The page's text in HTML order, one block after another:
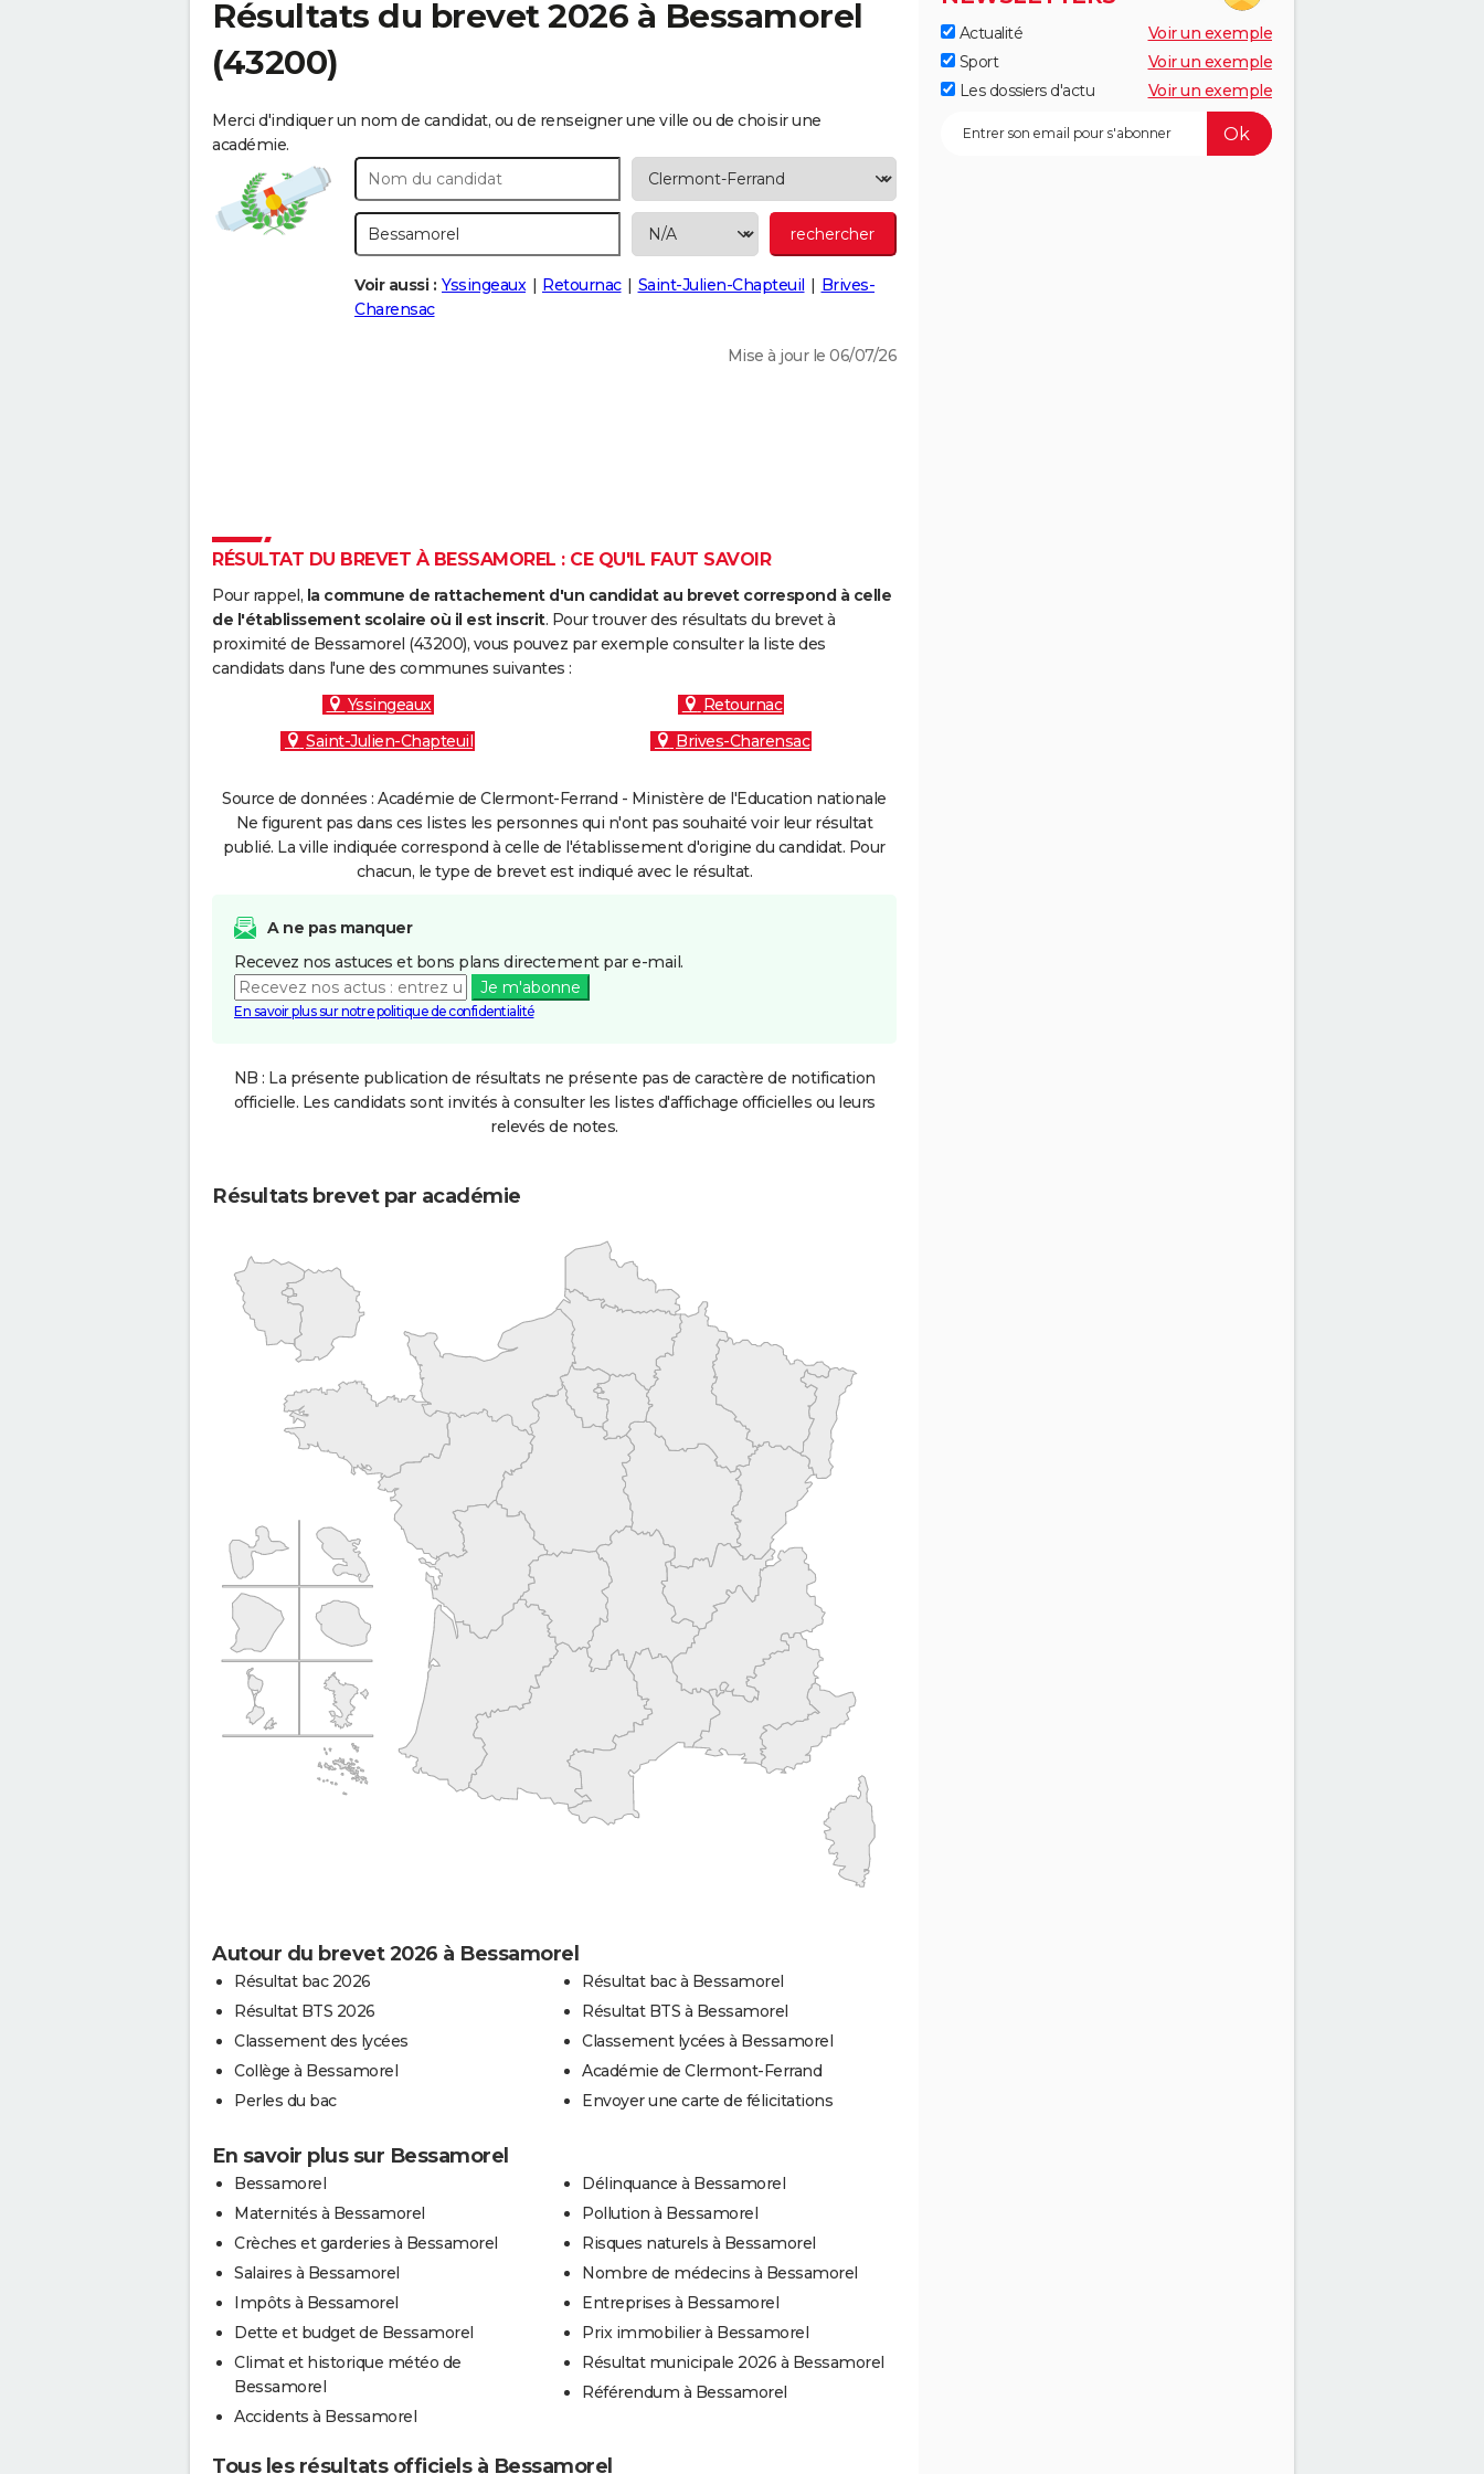
Résultats du brevet 2026 à Bessamorel
(43200)
Merci d'indiquer un nom de candidat, ou de renseigner une ville ou de choisir une
académie.
Voir aussi : Yssingeaux Retournac Saint-Julien-Chapteuil
Brives-
Charensac
Mise à jour le 06/07/26
RÉSULTAT DU BREVET À BESSAMOREL : CE QU'IL FAUT SAVOIR
Pour rappel, la commune de rattachement d'un candidat au brevet correspond à celle
de l'établissement scolaire où il est inscrit. Pour trouver des résultats du brevet à
proximité de Bessamorel (43200), vous pouvez par exemple consulter la liste des
candidats dans l'une des communes suivantes :
Yssingeaux
Retournac
Saint-Julien-Chapteuil
Brives-Charensac
Source de données : Académie de Clermont-Ferrand - Ministère de l'Education nationale
Ne figurent pas dans ces listes les personnes qui n'ont pas souhaité voir leur résultat
publié. La ville indiquée correspond à celle de l'établissement d'origine du candidat. Pour
chacun, le type de brevet est indiqué avec le résultat.
A ne pas manquer
Recevez nos astuces et bons plans directement par e-mail.
Je m'abonne
En savoir plus sur notre politique de confidentialité
NB : La présente publication de résultats ne présente pas de caractère de notification
officielle. Les candidats sont invités à consulter les listes d'affichage officielles ou leurs
relevés de notes.
Résultats brevet par académie
Autour du brevet 2026 à Bessamorel
Résultat bac 2026
Résultat BTS 2026
Classement des lycées
Collège à Bessamorel
Perles du bac
Résultat bac à Bessamorel
Résultat BTS à Bessamorel
Classement lycées à Bessamorel
Académie de Clermont-Ferrand
Envoyer une carte de félicitations
En savoir plus sur Bessamorel
Bessamorel
Maternités à Bessamorel
Crèches et garderies à Bessamorel
Salaires à Bessamorel
Impôts à Bessamorel
Dette et budget de Bessamorel
Climat et historique météo de
Bessamorel
Accidents à Bessamorel
Délinquance à Bessamorel
Pollution à Bessamorel
Risques naturels à Bessamorel
Nombre de médecins à Bessamorel
Entreprises à Bessamorel
Prix immobilier à Bessamorel
Résultat municipale 2026 à Bessamorel
Référendum à Bessamorel
Tous les résultats officiels à Bessamorel
Actualité
Voir un exemple
Sport
Voir un exemple
Les dossiers d'actu
Voir un exemple